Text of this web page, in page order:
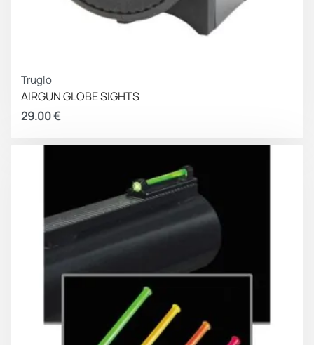
Truglo
AIRGUN GLOBE SIGHTS
29.00€